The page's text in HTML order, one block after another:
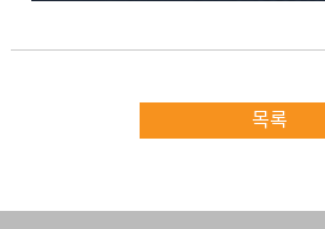
목록